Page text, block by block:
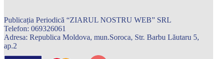
Publicația Periodică “ZIARUL NOSTRU WEB” SRL
Telefon: 069326061
Adresa: Republica Moldova, mun.Soroca, Str. Barbu Lăutaru 5,
ap.2